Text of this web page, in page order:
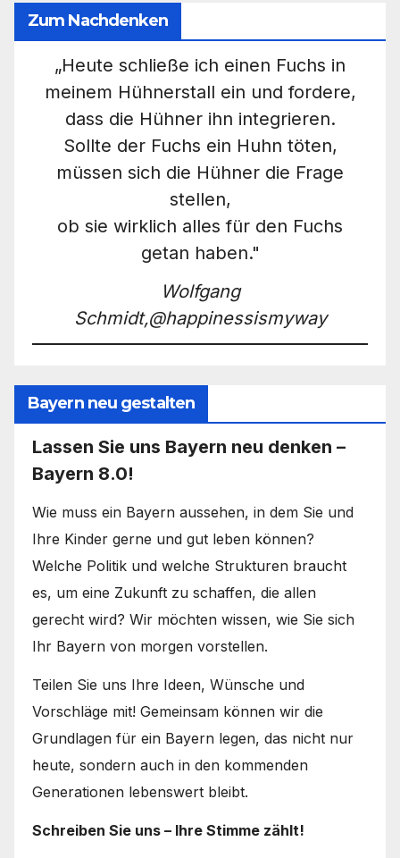
Zum Nachdenken
„Heute schließe ich einen Fuchs in
meinem Hühnerstall ein und fordere,
dass die Hühner ihn integrieren.
Sollte der Fuchs ein Huhn töten,
müssen sich die Hühner die Frage
stellen,
ob sie wirklich alles für den Fuchs
getan haben."
Wolfgang
Schmidt,@happinessismyway
Bayern neu gestalten
Lassen Sie uns Bayern neu denken –
Bayern 8.0!
Wie muss ein Bayern aussehen, in dem Sie und
Ihre Kinder gerne und gut leben können?
Welche Politik und welche Strukturen braucht
es, um eine Zukunft zu schaffen, die allen
gerecht wird? Wir möchten wissen, wie Sie sich
Ihr Bayern von morgen vorstellen.
Teilen Sie uns Ihre Ideen, Wünsche und
Vorschläge mit! Gemeinsam können wir die
Grundlagen für ein Bayern legen, das nicht nur
heute, sondern auch in den kommenden
Generationen lebenswert bleibt.
Schreiben Sie uns – Ihre Stimme zählt!